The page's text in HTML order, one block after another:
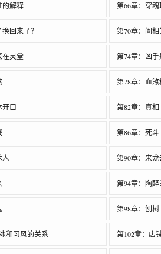
的解释 第66章：穿魂
回来了？ 第70章：阎
在灵堂 第74章：凶手
第78章：血煞
开口 第82章：真相
第86章：死斗
人 第90章：来
第94章：陶
第98章：刨树
和习风的关系 第102章：店